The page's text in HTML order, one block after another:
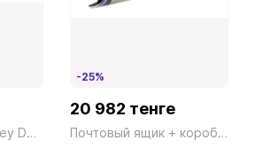
Сейф Technofort Key DK/5 Ключ серый Technomax 25кг
-25%
20 982 тенге
Почтовый ящик + коробка Amrum-Set 38670 NI